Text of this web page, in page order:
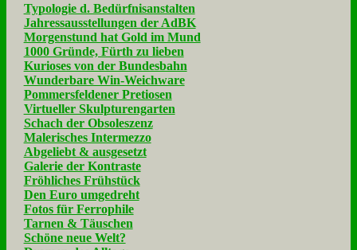
Typologie d. Bedürfnisanstalten
Jahressausstellungen der AdBK
Morgenstund hat Gold im Mund
1000 Gründe, Fürth zu lieben
Kurioses von der Bundesbahn
Wunderbare Win-Weichware
Pommersfeldener Pretiosen
Virtueller Skulpturengarten
Schach der Obsoleszenz
Malerisches Intermezzo
Abgeliebt & ausgesetzt
Galerie der Kontraste
Fröhliches Frühstück
Den Euro umgedreht
Fotos für Ferrophile
Tarnen & Täuschen
Schöne neue Welt?